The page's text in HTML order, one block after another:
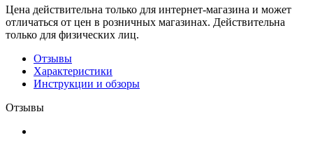
Цена действительна только для интернет-магазина и может
отличаться от цен в розничных магазинах. Действительна
только для физических лиц.
Отзывы
Характеристики
Инструкции и обзоры
Отзывы